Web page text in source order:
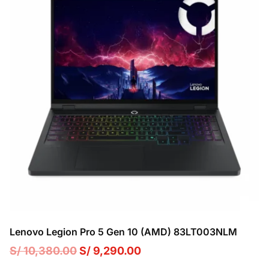
Lenovo Legion Pro 5 Gen 10 (AMD) 83LT003NLM
S/10,380.00El
S/9,290.00El